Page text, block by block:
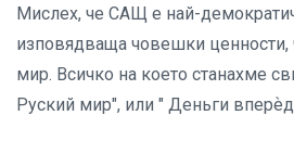
Мислех, че САЩ е най-
изповядваща човешки ценности,
мир. Всичко на което станахме
Руский мир", или " Деньги